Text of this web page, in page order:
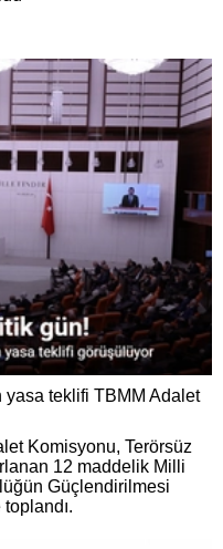
teklifi TBMM Adalet
Komisyonu, Terörsüz
12 maddelik Milli
Güçlendirilmesi